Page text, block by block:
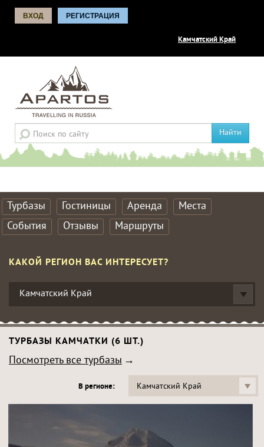
ВХОД РЕГИСТРАЦИЯ
Камчатский Край
Найти
Турбазы Гостиницы Аренда
Места
События
Отзывы Маршруты
КАКОЙ РЕГИОН ВАС ИНТЕРЕСУЕТ?
Камчатский Край
ТУРБАЗЫ КАМЧАТКИ (6 ШТ.)
Посмотреть все турбазы
В регионе: Камчатский Край